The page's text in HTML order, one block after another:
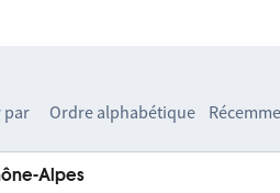
par Ordre alphabétique
Alpes